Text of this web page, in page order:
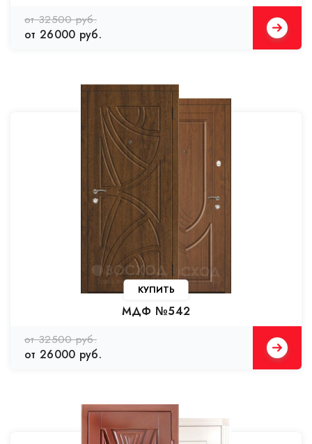
от 32500 руб.
от 26000 руб.
КУПИТЬ
МДФ №542
от 32500 руб.
от 26000 руб.